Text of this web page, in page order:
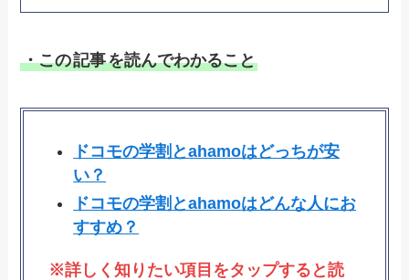
・この記事を読んでわかること
ドコモの学割とahamoはどっちが安
い？
ドコモの学割とahamoはどんな人にお
すすめ？
※詳しく知りたい項目をタップすると読